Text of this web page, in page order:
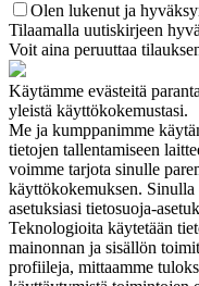
Olen lukenut ja
Tilaamalla uutiskirjeen
Voit aina peruuttaa
Käytämme evästeitä
yleistä käyttökokemustasi.
Me ja kumppanimme
tietojen tallentamiseen
voimme tarjota sinulle
käyttökokemuksen. Sinulla
asetuksiasi tietosuoja-
Teknologioita käytetään
mainonnan ja sisällön
profiileja, mittaamme